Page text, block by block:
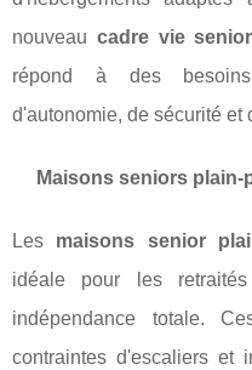
nouveau cadre vie
répond à des
d'autonomie, de sécurité et
Maisons seniors
Les maisons senior
idéale pour les
indépendance totale.
contraintes d'escaliers et